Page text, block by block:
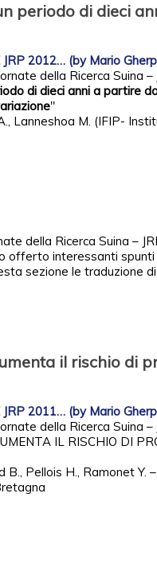
periodo di dieci
2012… (by Mario
della Ricerca Suina
di dieci anni a partire
"
Lanneshoa M. (IFIP-
della Ricerca Suina –
offerto interessanti
sezione le traduzione
il rischio di
2011… (by Mario
della Ricerca Suina
IL RISCHIO DI
B., Pellois H., Ramonet Y.